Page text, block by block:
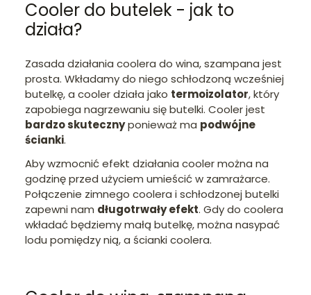
Cooler do butelek - jak to
działa?
Zasada działania coolera do wina, szampana jest
prosta. Wkładamy do niego schłodzoną wcześniej
butelkę, a cooler działa jako termoizolator, który
zapobiega nagrzewaniu się butelki. Cooler jest
bardzo skutecznyponieważ ma podwójne
ścianki.
Aby wzmocnić efekt działania cooler można na
godzinę przed użyciem umieścić w zamrażarce.
Połączenie zimnego coolera i schłodzonej butelki
zapewni nam długotrwały efekt. Gdy do coolera
wkładać będziemy małą butelkę, można nasypać
lodu pomiędzy nią, a ścianki coolera.